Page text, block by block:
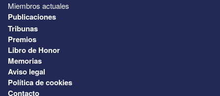
Miembros actuales
Publicaciones
Tribunas
Premios
Libro de Honor
Memorias
Aviso legal
Política de cookies
Contacto